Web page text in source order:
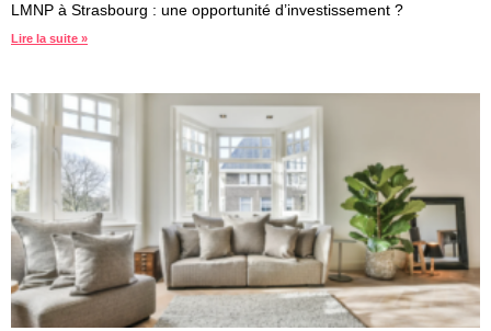
LMNP à Strasbourg : une opportunité d’investissement ?
Lire la suite »